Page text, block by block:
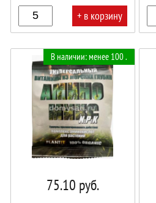
PLANTIT
+ в корзину
корзине!
В наличии: менее 100 .
75.10 руб.